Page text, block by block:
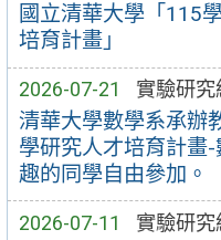
國立清華大學「115
培育計畫」
2026-07-21 實驗研究
清華大學數學系承辦
學研究人才培育計畫
趣的同學自由參加。
2026-07-11 實驗研究